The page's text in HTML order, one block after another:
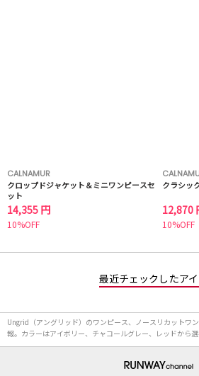
CALNAMUR
クロップドジャケット＆ミニワンピースセ
ット
14,355 円
10%OFF
クラシッ
12,870
10%OFF
最近チェックしたア
Ungrid（アングリッド）のワンピース、ノースリカットワ
報。カラーはアイボリー、チャコールグレー、レッドから選